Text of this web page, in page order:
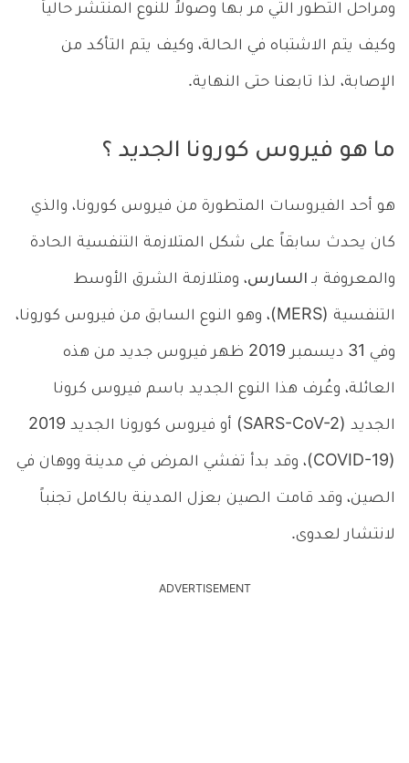
ومراحل التطور التي مر بها وصولاً للنوع المنتشر حالياً
وكيف يتم الاشتباه في الحالة، وكيف يتم التأكد من
الإصابة، لذا تابعنا حتى النهاية.
ما هو فيروس كورونا الجديد ؟
هو أحد الفيروسات المتطورة من فيروس كورونا، والذي
كان يحدث سابقاً على شكل المتلازمة التنفسية الحادة
والمعروفة بـ السارس، ومتلازمة الشرق الأوسط
التنفسية (MERS)، وهو النوع السابق من فيروس كورونا،
وفي 31 ديسمبر 2019 ظهر فيروس جديد من هذه
العائلة، وعُرف هذا النوع الجديد باسم فيروس كرونا
الجديد (SARS-CoV-2) أو فيروس كورونا الجديد 2019
(COVID-19)، وقد بدأ تفشي المرض في مدينة ووهان في
الصين، وقد قامت الصين بعزل المدينة بالكامل تجنباً
لانتشار لعدوى.
ADVERTISEMENT